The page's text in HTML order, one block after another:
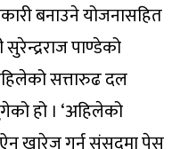
बनाउने योजनासहित
पाण्डेको
सत्तारुढ दल
हो । ‘अहिलेको